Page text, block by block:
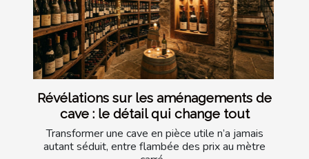
Révélations sur les aménagements de
cave : le détail qui change tout
Transformer une cave en pièce utile n’a jamais
autant séduit, entre flambée des prix au mètre